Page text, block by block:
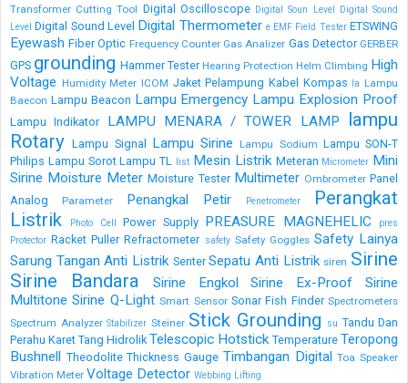
Transformer Cutting Tool Digital Oscilloscope Digital Soun Level Digital Sound
Level Digital Sound Level Digital Thermometer e EMF Field Tester ETSWING
Eyewash Fiber Optic Frequency Counter Gas Analizer Gas Detector GERBER
GPS grounding Hammer Tester Hearing Protection Helm Climbing High
Voltage Humidity Meter ICOM Jaket Pelampung Kabel Kompas la Lampu
Baecon Lampu Beacon Lampu Emergency Lampu Explosion Proof
Lampu Indikator LAMPU MENARA / TOWER LAMP
lampu
Rotary Lampu Signal Lampu Sirine Lampu Sodium Lampu SON-T
Philips Lampu Sorot Lampu TL list Mesin Listrik Meteran Micrometer Mini
Sirine Moisture Meter Moisture Tester Multimeter Ombrometer Panel
Analog
Parameter Penangkal Petir Penetrometer
Perangkat
Listrik
Photo Cell Power Supply PREASURE MAGNEHELIC
pres
Protector Racket Puller Refractometer safety Safety Goggles Safety Lainya
Sarung Tangan Anti Listrik Senter Sepatu Anti Listrik siren Sirine
Sirine Bandara
Sirine Engkol Sirine Ex-Proof
Sirine
Multitone Sirine Q-Light Smart Sensor Sonar Fish Finder Spectrometers
Spectrum Analyzer Stabilizer Steiner Stick Grounding su Tandu Dan
Perahu Karet Tang Hidrolik Telescopic Hotstick Temperature Teropong
Bushnell Theodolite Thickness Gauge Timbangan Digital Toa Speaker
Vibration Meter Voltage Detector Webbing Lifting